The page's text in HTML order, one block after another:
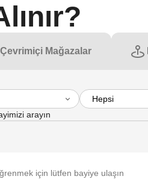
Çevrimiçi Mağazalar
arayın
için lütfen bayiye ulaşın